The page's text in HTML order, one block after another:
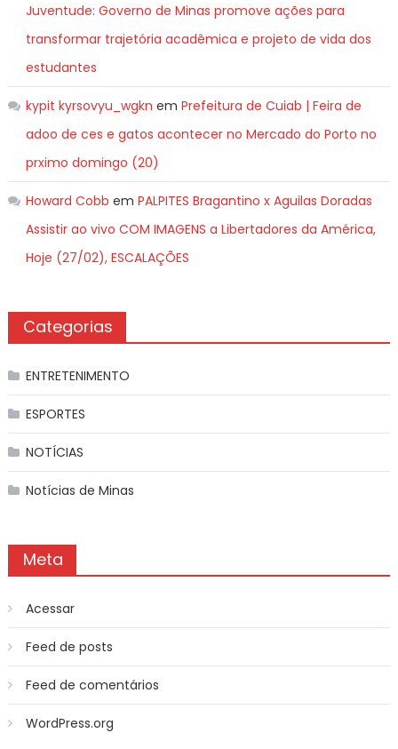
Juventude: Governo de Minas promove ações para
transformar trajetória acadêmica e projeto de vida dos
estudantes
kypit kyrsovyu_wgkn em Prefeitura de Cuiab | Feira de
adoo de ces e gatos acontecer no Mercado do Porto no
prximo domingo (20)
Howard Cobb em PALPITES Bragantino x Aguilas Doradas
Assistir ao vivo COM IMAGENS a Libertadores da América,
Hoje (27/02), ESCALAÇÕES
Categorias
ENTRETENIMENTO
ESPORTES
NOTÍCIAS
Notícias de Minas
Meta
Acessar
Feed de posts
Feed de comentários
WordPress.org